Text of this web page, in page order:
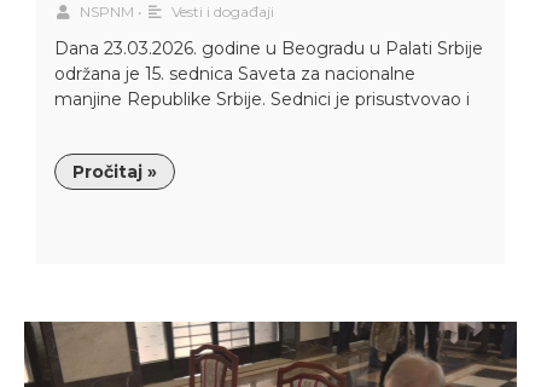
NSPNM • Vesti i događaji
Dana 23.03.2026. godine u Beogradu u Palati Srbije
održana je 15. sednica Saveta za nacionalne
manjine Republike Srbije. Sednici je prisustvovao i
Pročitaj »